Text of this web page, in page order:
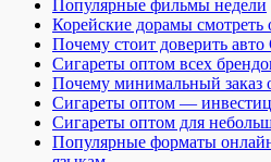
Популярные фильмы недели
Корейские дорамы смотреть
Почему стоит доверить авто
Сигареты оптом всех
Почему минимальный заказ
Сигареты оптом —
Сигареты оптом для
Популярные форматы